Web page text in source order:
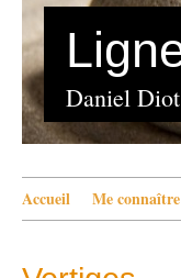
Daniel
Accueil Me connaître